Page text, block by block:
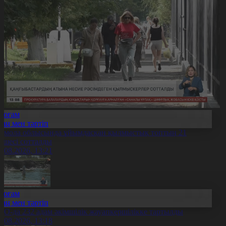
мен тәртіп
облысында ұйымдасқан қылмыстық топтың 21
сотталды
13:21
мен тәртіп
да 232 адам әкімшілік жауапкершілікке тартылды
13:18